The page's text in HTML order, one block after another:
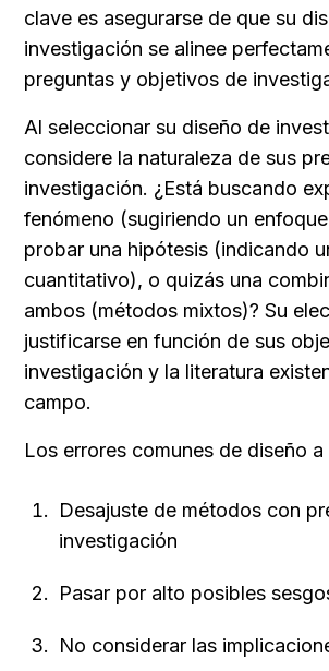
clave es asegurarse de que su
investigación se alinee
preguntas y objetivos de
Al seleccionar su diseño de
considere la naturaleza de sus
investigación. ¿Está buscando
fenómeno (sugiriendo un
probar una hipótesis (indicando
cuantitativo), o quizás una
ambos (métodos mixtos)? Su
justificarse en función de sus
investigación y la literatura
campo.
Los errores comunes de diseño
Desajuste de métodos con
investigación
Pasar por alto posibles
No considerar las